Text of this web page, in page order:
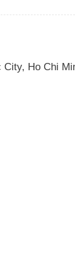
City, Ho Chi